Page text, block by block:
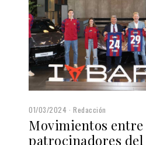
01/03/2024 Redacción
Movimientos entre
patrocinadores del